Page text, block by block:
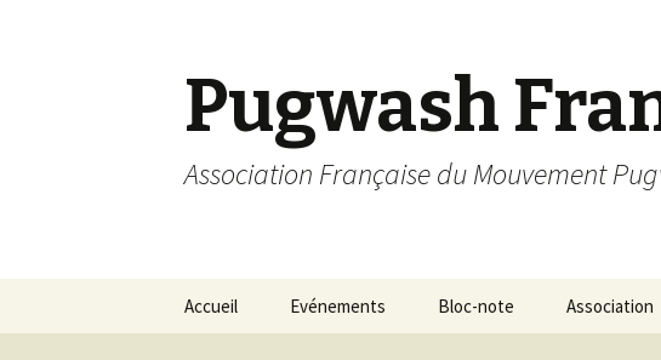
Pugwash
Association Française du Mouvement
Accueil Evénements Bloc-note Association